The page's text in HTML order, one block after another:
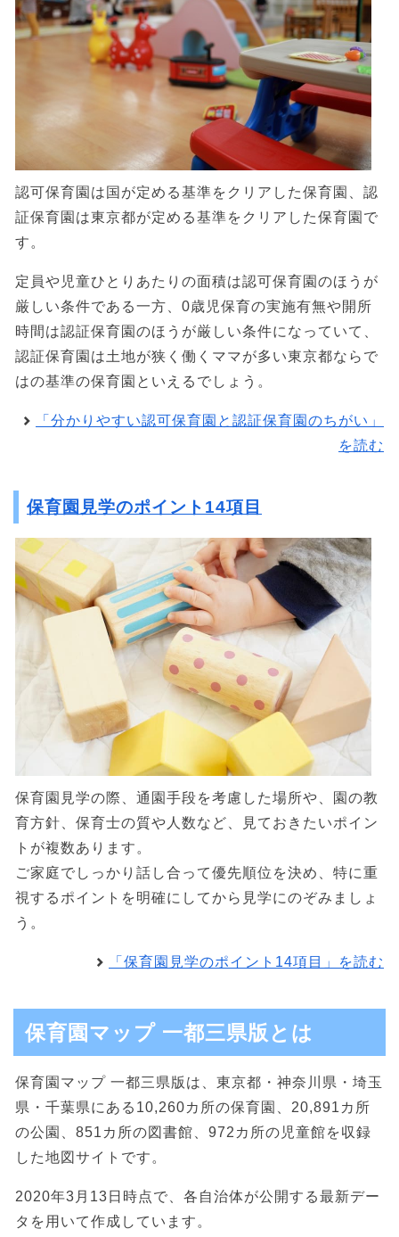
認可保育園は国が定める基準をクリアした保育園、認
証保育園は東京都が定める基準をクリアした保育園で
す。
定員や児童ひとりあたりの面積は認可保育園のほうが
厳しい条件である一方、0歳児保育の実施有無や開所
時間は認証保育園のほうが厳しい条件になっていて、
認証保育園は土地が狭く働くママが多い東京都ならで
はの基準の保育園といえるでしょう。
「分かりやすい認可保育園と認証保育園のちがい」
を読む
保育園見学のポイント14項目
保育園見学の際、通園手段を考慮した場所や、園の教
育方針、保育士の質や人数など、見ておきたいポイン
トが複数あります。
ご家庭でしっかり話し合って優先順位を決め、特に重
視するポイントを明確にしてから見学にのぞみましょ
う。
「保育園見学のポイント14項目」を読む
保育園マップ 一都三県版とは
保育園マップ 一都三県版は、東京都・神奈川県・埼玉
県・千葉県にある10,260カ所の保育園、20,891カ所
の公園、851カ所の図書館、972カ所の児童館を収録
した地図サイトです。
2020年3月13日時点で、各自治体が公開する最新デー
タを用いて作成しています。